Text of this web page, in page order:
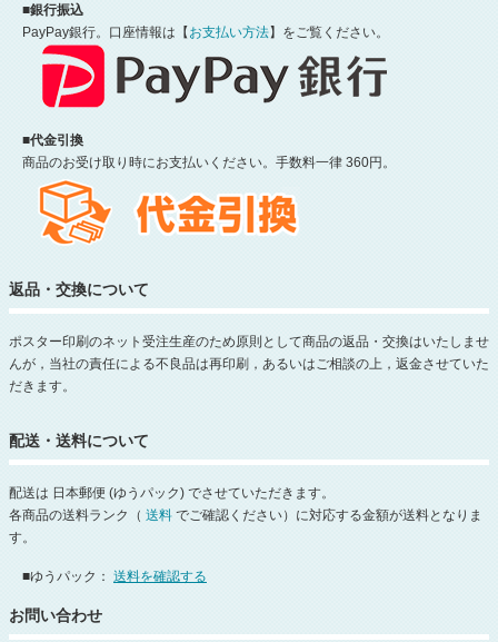
■銀行振込
PayPay銀行。口座情報は【 お支払い方法】をご覧ください。
■代金引換
商品のお受け取り時にお支払いください。手数料一律 360円。
返品・交換について
ポスター印刷のネット受注生産のため原則として商品の返品・交換はいたしませ
んが，当社の責任による不良品は再印刷，あるいはご相談の上，返金させていた
だきます。
配送・送料について
配送は 日本郵便 (ゆうパック) でさせていただきます。
各商品の送料ランク（ 送料 でご確認ください）に対応する金額が送料となりま
す。
■ゆうパック： 送料を確認する
お問い合わせ